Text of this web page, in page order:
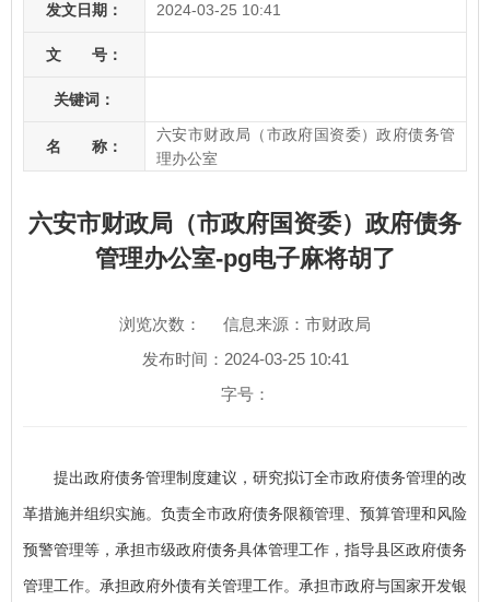
发文日期： 2024-03-25 10:41
文 号：
关键词：
名 称：
六安市财政局（市政府国资委）政府债务管
理办公室
六安市财政局（市政府国资委）政府债务
管理办公室-pg电子麻将胡了
浏览次数：
信息来源：市财政局
发布时间：2024-03-25 10:41
字号：
提出政府债务管理制度建议，研究拟订全市政府债务管理的改
革措施并组织实施。负责全市政府债务限额管理、预算管理和风险
预警管理等，承担市级政府债务具体管理工作，指导县区政府债务
管理工作。承担政府外债有关管理工作。承担市政府与国家开发银